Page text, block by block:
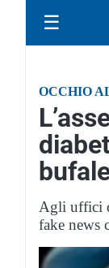
☰
OCCHIO
Agli uffici
fake news